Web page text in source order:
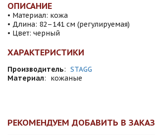
ОПИСАНИЕ
• Материал: кожа
• Длина: 82–141 см (регулируемая)
• Цвет: черный
ХАРАКТЕРИСТИКИ
Производитель: STAGG
Материал: кожаные
РЕКОМЕНДУЕМ ДОБАВИТЬ В ЗАКАЗ